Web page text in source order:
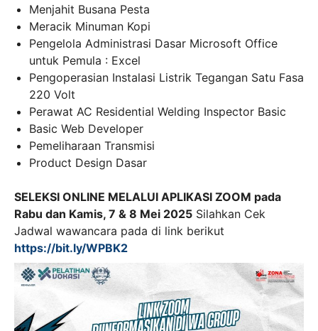
Menjahit Busana Pesta
Meracik Minuman Kopi
Pengelola Administrasi Dasar Microsoft Office
untuk Pemula : Excel
Pengoperasian Instalasi Listrik Tegangan Satu Fasa
220 Volt
Perawat AC Residential Welding Inspector Basic
Basic Web Developer
Pemeliharaan Transmisi
Product Design Dasar
SELEKSI ONLINE MELALUI APLIKASI ZOOM pada
Rabu dan Kamis, 7 & 8 Mei 2025 Silahkan Cek
Jadwal wawancara pada di link berikut
https://bit.ly/WPBK2